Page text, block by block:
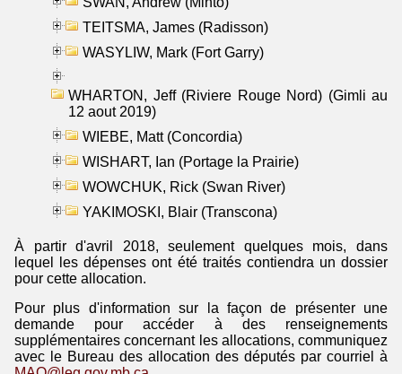
TEITSMA, James (Radisson)
WASYLIW, Mark (Fort Garry)
WHARTON, Jeff (Riviere Rouge Nord) (Gimli au
12 aout 2019)
WIEBE, Matt (Concordia)
WISHART, Ian (Portage la Prairie)
WOWCHUK, Rick (Swan River)
YAKIMOSKI, Blair (Transcona)
À partir d'avril 2018, seulement quelques mois, dans
lequel les dépenses ont été traités contiendra un dossier
pour cette allocation.
Pour plus d'information sur la façon de présenter une
demande pour accéder à des renseignements
supplémentaires concernant les allocations, communiquez
avec le Bureau des allocation des députés par courriel à